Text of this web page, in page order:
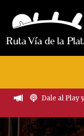
Dale al Play